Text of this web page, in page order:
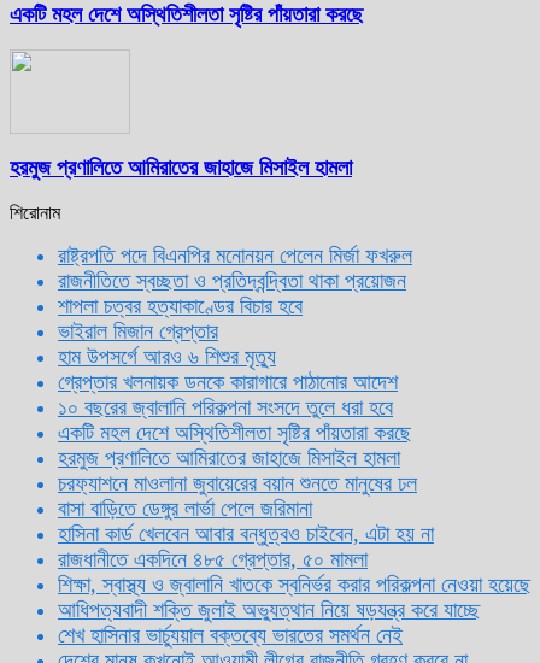
একটি মহল দেশে অস্থিতিশীলতা সৃষ্টির পাঁয়তারা করছে
হরমুজ প্রণালিতে আমিরাতের জাহাজে মিসাইল হামলা
শিরোনাম
রাষ্ট্রপতি পদে বিএনপির মনোনয়ন পেলেন মির্জা ফখরুল
রাজনীতিতে স্বচ্ছতা ও প্রতিদ্বন্দ্বিতা থাকা প্রয়োজন
শাপলা চত্বর হত্যাকাণ্ডের বিচার হবে
ভাইরাল মিজান গ্রেপ্তার
হাম উপসর্গে আরও ৬ শিশুর মৃত্যু
গ্রেপ্তার খলনায়ক ডনকে কারাগারে পাঠানোর আদেশ
১০ বছরের জ্বালানি পরিকল্পনা সংসদে তুলে ধরা হবে
একটি মহল দেশে অস্থিতিশীলতা সৃষ্টির পাঁয়তারা করছে
হরমুজ প্রণালিতে আমিরাতের জাহাজে মিসাইল হামলা
চরফ্যাশনে মাওলানা জুবায়েরের বয়ান শুনতে মানুষের ঢল
বাসা বাড়িতে ডেঙ্গুর লার্ভা পেলে জরিমানা
হাসিনা কার্ড খেলবেন আবার বন্ধুত্বও চাইবেন, এটা হয় না
রাজধানীতে একদিনে ৪৮৫ গ্রেপ্তার, ৫০ মামলা
শিক্ষা, স্বাস্থ্য ও জ্বালানি খাতকে স্বনির্ভর করার পরিকল্পনা নেওয়া হয়েছে
আধিপত্যবাদী শক্তি জুলাই অভ্যুত্থান নিয়ে ষড়যন্ত্র করে যাচ্ছে
শেখ হাসিনার ভার্চ্যুয়াল বক্তব্যে ভারতের সমর্থন নেই